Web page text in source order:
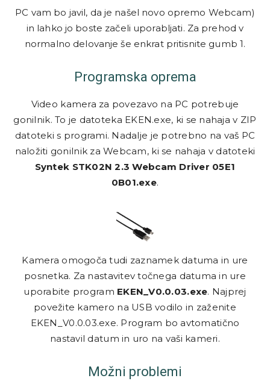
PC vam bo javil, da je našel novo opremo Webcam)
in lahko jo boste začeli uporabljati. Za prehod v
normalno delovanje še enkrat pritisnite gumb 1.
Programska oprema
Video kamera za povezavo na PC potrebuje
gonilnik. To je datoteka EKEN.exe, ki se nahaja v ZIP
datoteki s programi. Nadalje je potrebno na vaš PC
naložiti gonilnik za Webcam, ki se nahaja v datoteki
Syntek STK02N 2.3 Webcam Driver 05E1
0B01.exe.
Kamera omogoča tudi zaznamek datuma in ure
posnetka. Za nastavitev točnega datuma in ure
uporabite program EKEN_V0.0.03.exe. Najprej
povežite kamero na USB vodilo in zaženite
EKEN_V0.0.03.exe. Program bo avtomatično
nastavil datum in uro na vaši kameri.
Možni problemi